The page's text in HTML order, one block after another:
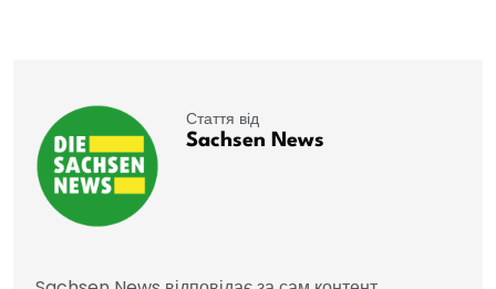
Стаття від
Sachsen News